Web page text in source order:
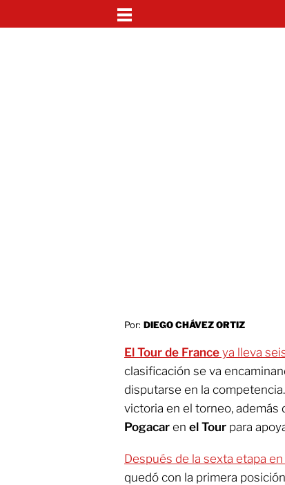
Por: DIEGO CHÁVEZ ORTIZ
El Tour de France ya lleva
clasificación se va
disputarse en la competencia.
victoria en el torneo, además
Pogacar en el Tour para
Después de la sexta etapa en
quedó con la primera